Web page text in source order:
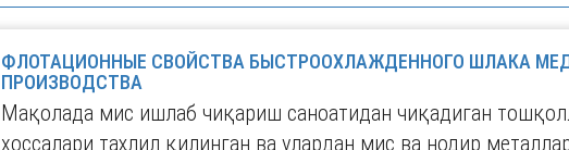
ФЛОТАЦИОННЫЕ СВОЙСТВА БЫСТРООХЛАЖДЕННОГО ШЛАКА
ПРОИЗВОДСТВА
Мақолада мис ишлаб чиқариш саноатидан чиқадиган
хоссалари таҳлил қилинган ва улардан мис ва нодир